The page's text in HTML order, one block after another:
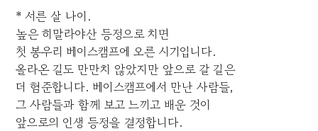
* 서른 살 나이.
높은 히말라야산 등정으로 치면
첫 봉우리 베이스캠프에 오른 시기입니다.
올라온 길도 만만치 않았지만 앞으로 갈 길은
더 험준합니다. 베이스캠프에서 만난 사람들,
그 사람들과 함께 보고 느끼고 배운 것이
앞으로의 인생 등정을 결정합니다.